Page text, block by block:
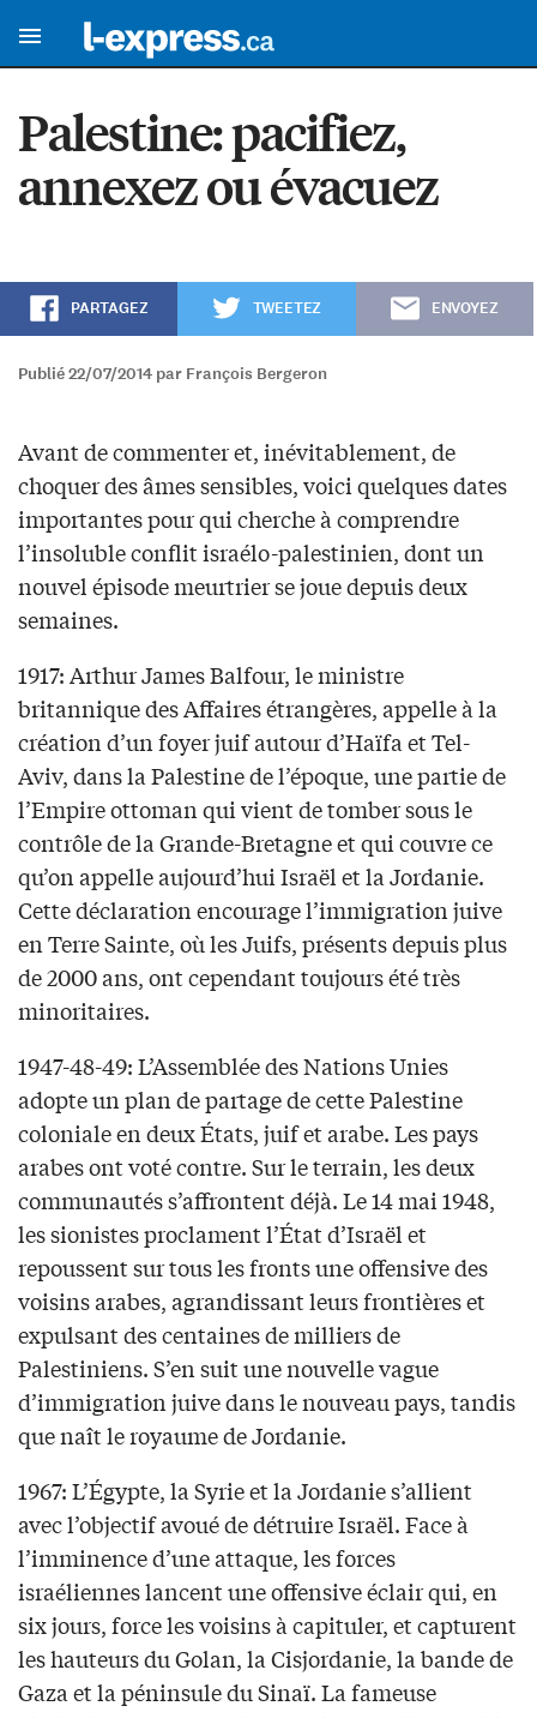
Palestine: pacifiez,
annexez ou évacuez
PARTAGEZ TWEETEZ ENVOYEZ
Publié 22/07/2014 par François Bergeron
Avant de commenter et, inévitablement, de
choquer des âmes sensibles, voici quelques dates
importantes pour qui cherche à comprendre
l’insoluble conflit israélo-palestinien, dont un
nouvel épisode meurtrier se joue depuis deux
semaines.
1917: Arthur James Balfour, le ministre
britannique des Affaires étrangères, appelle à la
création d’un foyer juif autour d’Haïfa et Tel-
Aviv, dans la Palestine de l’époque, une partie de
l’Empire ottoman qui vient de tomber sous le
contrôle de la Grande-Bretagne et qui couvre ce
qu’on appelle aujourd’hui Israël et la Jordanie.
Cette déclaration encourage l’immigration juive
en Terre Sainte, où les Juifs, présents depuis plus
de 2000 ans, ont cependant toujours été très
minoritaires.
1947-48-49: L’Assemblée des Nations Unies
adopte un plan de partage de cette Palestine
coloniale en deux États, juif et arabe. Les pays
arabes ont voté contre. Sur le terrain, les deux
communautés s’affrontent déjà. Le 14 mai 1948,
les sionistes proclament l’État d’Israël et
repoussent sur tous les fronts une offensive des
voisins arabes, agrandissant leurs frontières et
expulsant des centaines de milliers de
Palestiniens. S’en suit une nouvelle vague
d’immigration juive dans le nouveau pays, tandis
que naît le royaume de Jordanie.
1967: L’Égypte, la Syrie et la Jordanie s’allient
avec l’objectif avoué de détruire Israël. Face à
l’imminence d’une attaque, les forces
israéliennes lancent une offensive éclair qui, en
six jours, force les voisins à capituler, et capturent
les hauteurs du Golan, la Cisjordanie, la bande de
Gaza et la péninsule du Sinaï. La fameuse